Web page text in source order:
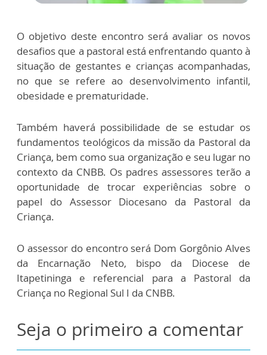
O objetivo deste encontro será avaliar os novos
desafios que a pastoral está enfrentando quanto à
situação de gestantes e crianças acompanhadas,
no que se refere ao desenvolvimento infantil,
obesidade e prematuridade.
Também haverá possibilidade de se estudar os
fundamentos teológicos da missão da Pastoral da
Criança, bem como sua organização e seu lugar no
contexto da CNBB. Os padres assessores terão a
oportunidade de trocar experiências sobre o
papel do Assessor Diocesano da Pastoral da
Criança.
O assessor do encontro será Dom Gorgônio Alves
da Encarnação Neto, bispo da Diocese de
Itapetininga e referencial para a Pastoral da
Criança no Regional Sul I da CNBB.
Seja o primeiro a comentar